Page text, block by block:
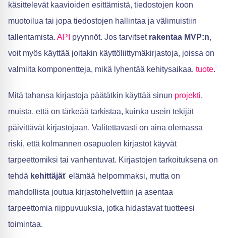
käsittelevät kaavioiden esittämistä, tiedostojen koon
muotoilua tai jopa tiedostojen hallintaa ja välimuistiin
tallentamista. API pyynnöt. Jos tarvitset rakentaa MVP:n,
voit myös käyttää joitakin käyttöliittymäkirjastoja, joissa on
valmiita komponentteja, mikä lyhentää kehitysaikaa. tuote.
Mitä tahansa kirjastoja päätätkin käyttää sinun projekti,
muista, että on tärkeää tarkistaa, kuinka usein tekijät
päivittävät kirjastojaan. Valitettavasti on aina olemassa
riski, että kolmannen osapuolen kirjastot käyvät
tarpeettomiksi tai vanhentuvat. Kirjastojen tarkoituksena on
tehdä kehittäjät' elämää helpommaksi, mutta on
mahdollista joutua kirjastohelvettiin ja asentaa
tarpeettomia riippuvuuksia, jotka hidastavat tuotteesi
toimintaa.